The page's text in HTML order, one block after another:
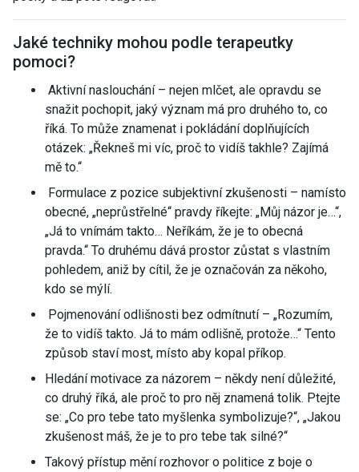
Jaké techniky mohou podle terapeutky
pomoci?
Aktivní naslouchání – nejen mlčet, ale opravdu se
snažit pochopit, jaký význam má pro druhého to, co
říká. To může znamenat i pokládání doplňujících
otázek: „Řekneš mi víc, proč to vidíš takhle? Zajímá
mě to.“
Formulace z pozice subjektivní zkušenosti – namísto
obecné, „neprůstřelné“ pravdy říkejte: „Můj názor je…“,
„Já to vnímám takto… Neříkám, že je to obecná
pravda.“ To druhému dává prostor zůstat s vlastním
pohledem, aniž by cítil, že je označován za někoho,
kdo se mýlí.
Pojmenování odlišnosti bez odmítnutí – „Rozumím,
že to vidíš takto. Já to mám odlišně, protože…“ Tento
způsob staví most, místo aby kopal příkop.
Hledání motivace za názorem – někdy není důležité,
co druhý říká, ale proč to pro něj znamená tolik. Ptejte
se: „Co pro tebe tato myšlenka symbolizuje?“, „Jakou
zkušenost máš, že je to pro tebe tak silné?“
Takový přístup mění rozhovor o politice z boje o